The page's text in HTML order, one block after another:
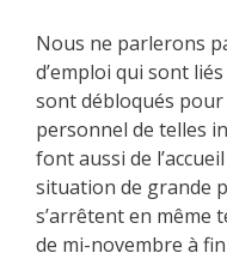
Nous ne parlerons
d’emploi qui sont
sont débloqués pour
personnel de telles
font aussi de
situation de grande
s’arrêtent en même
de mi-novembre à